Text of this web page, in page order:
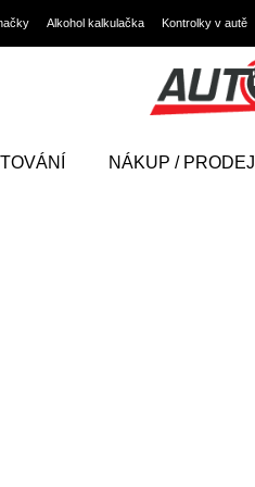
Alkohol kalkulačka Kontrolky v autě
NÁKUP / PRODEJ